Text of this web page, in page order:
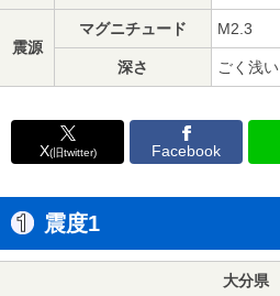
震源
マグニチュード M2.3
深さ ごく浅い
X(旧twitter) Facebook
震度1
大分県